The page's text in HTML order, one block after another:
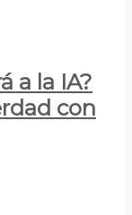
a la IA?
con